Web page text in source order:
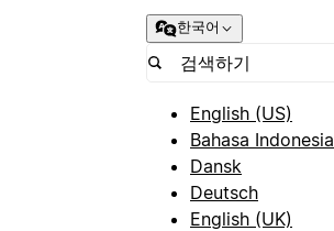
한국어
English (US)
Bahasa Indonesia
Dansk
Deutsch
English (UK)